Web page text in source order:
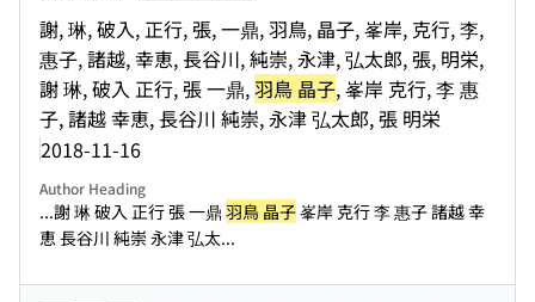
謝, 琳, 破入, 正行, 張, 一鼎, 羽鳥, 晶子, 峯岸, 克行, 李,
惠子, 諸越, 幸恵, 長谷川, 純崇, 永津, 弘太郎, 張, 明栄,
謝 琳, 破入 正行, 張 一鼎,羽鳥 晶子, 峯岸 克行, 李 惠
子, 諸越 幸恵, 長谷川 純崇, 永津 弘太郎, 張 明栄
2018-11-16
Author Heading
...謝 琳 破入 正行 張 一鼎 羽鳥 晶子峯岸 克行 李 惠子 諸越 幸
恵 長谷川 純崇 永津 弘太...